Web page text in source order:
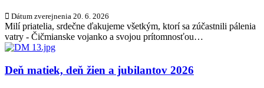
Dátum zverejnenia 20. 6. 2026
Milí priatelia, srdečne ďakujeme všetkým, ktorí sa zúčastnili pálenia
vatry - Čičmianske vojanko a svojou prítomnosťou…
Deň matiek, deň žien a jubilantov 2026